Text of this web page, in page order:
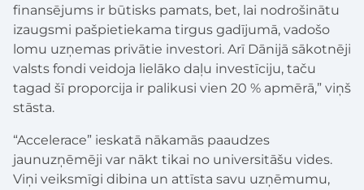
finansējums ir būtisks pamats, bet, lai nodrošinātu
izaugsmi pašpietiekama tirgus gadījumā, vadošo
lomu uzņemas privātie investori. Arī Dānijā sākotnēji
valsts fondi veidoja lielāko daļu investīciju, taču
tagad šī proporcija ir palikusi vien 20 % apmērā,” viņš
stāsta.
“Accelerace” ieskatā nākamās paaudzes
jaunuzņēmēji var nākt tikai no universitāšu vides.
Viņi veiksmīgi dibina un attīsta savu uzņēmumu,